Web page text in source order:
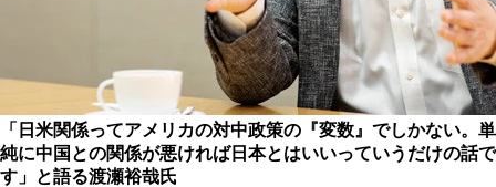
「日米関係ってアメリカの対中政策の『変数』でしかない。単
純に中国との関係が悪ければ日本とはいいっていうだけの話で
す」と語る渡瀬裕哉氏